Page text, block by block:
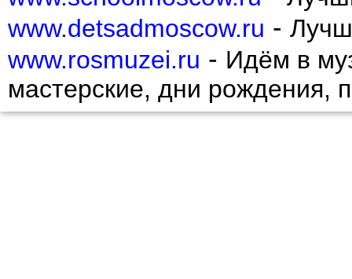
www.detsadmoscow.ru -
www.rosmuzei.ru - Идём в
мастерские, дни рождения,